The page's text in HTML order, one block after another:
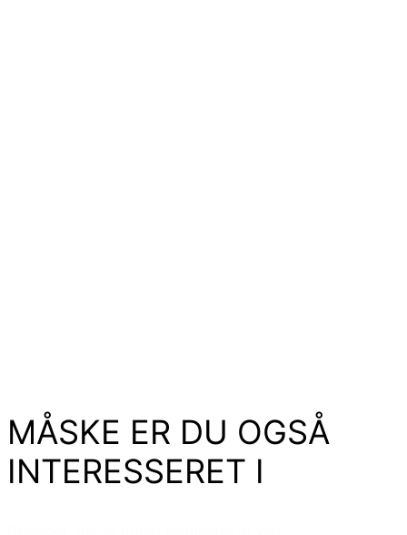
MÅSKE ER DU OGSÅ
INTERESSERET I